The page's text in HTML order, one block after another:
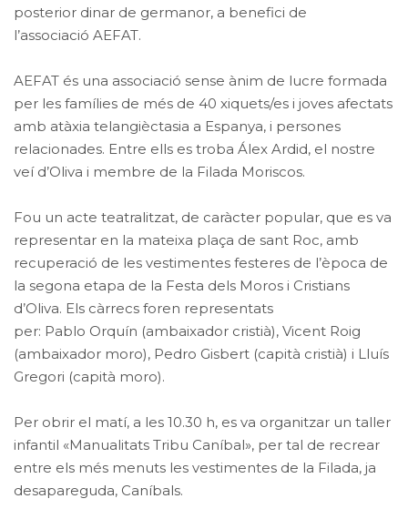
posterior dinar de germanor, a benefici de
l’associació AEFAT.
AEFAT és una associació sense ànim de lucre formada
per les famílies de més de 40 xiquets/es i joves afectats
amb atàxia telangièctasia a Espanya, i persones
relacionades. Entre ells es troba Álex Ardid, el nostre
veí d’Oliva i membre de la Filada Moriscos.
Fou un acte teatralitzat, de caràcter popular, que es va
representar en la mateixa plaça de sant Roc, amb
recuperació de les vestimentes festeres de l’època de
la segona etapa de la Festa dels Moros i Cristians
d’Oliva. Els càrrecs foren representats
per: Pablo Orquín (ambaixador cristià), Vicent Roig
(ambaixador moro), Pedro Gisbert (capità cristià) i Lluís
Gregori (capità moro).
Per obrir el matí, a les 10.30 h, es va organitzar un taller
infantil «Manualitats Tribu Caníbal», per tal de recrear
entre els més menuts les vestimentes de la Filada, ja
desapareguda, Caníbals.